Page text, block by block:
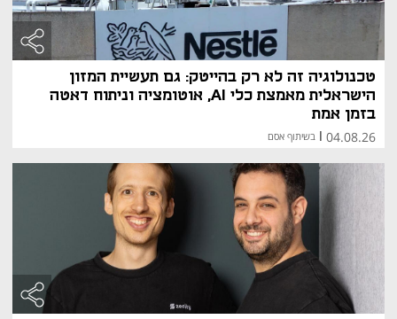
טכנולוגיה זה לא רק בהייטק: גם תעשיית המזון
הישראלית מאמצת כלי AI, אוטומציה וניתוח דאטה
בזמן אמת
04.08.26
| בשיתוף אסם